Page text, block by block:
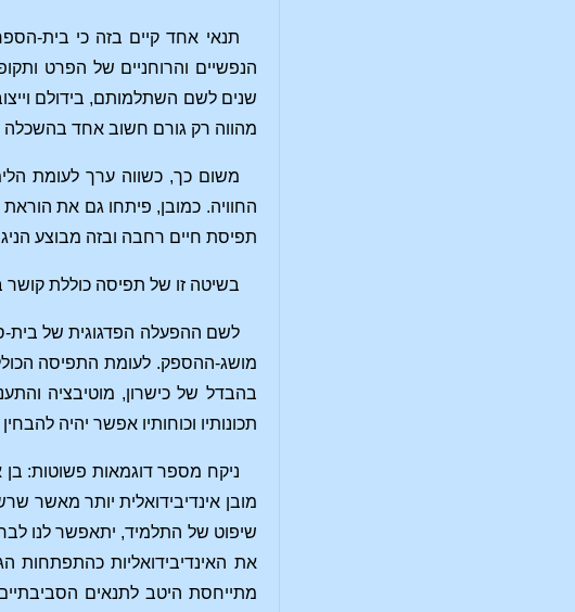
תנאי אחד קיים בזה כי בית-
שנים לשם השתלמותם, בידולם
מהווה רק גורם חשוב אחד בהשכלה
משום כך, כשווה ערך לעומת
החוויה. כמובן, פיתחו גם את
תפיסת חיים רחבה ובזה מבוצע
בשיטה זו של תפיסה כוללת קושר
לשם ההפעלה הפדגוגית של בית-
מושג-ההספק. לעומת התפיסה
בהבדל של כישרון, מוטיבציה
תכונותיו וכוחותיו אפשר יהיה
ניקח מספר דוגמאות פשוטות:
מובן אינדיבידואלית יותר מאשר
שיפוט של התלמיד, יתאפשר לנו
את האינדיבידואליות כהתפתחות
מתייחסת היטב לתנאים